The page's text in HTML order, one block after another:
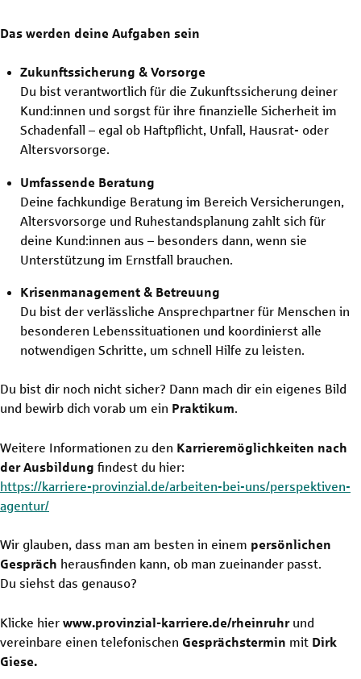
Das werden deine Aufgaben sein
Zukunftssicherung & Vorsorge
Du bist verantwortlich für die Zukunftssicherung deiner
Kund:innen und sorgst für ihre finanzielle Sicherheit im
Schadenfall – egal ob Haftpflicht, Unfall, Hausrat- oder
Altersvorsorge.
Umfassende Beratung
Deine fachkundige Beratung im Bereich Versicherungen,
Altersvorsorge und Ruhestandsplanung zahlt sich für
deine Kund:innen aus – besonders dann, wenn sie
Unterstützung im Ernstfall brauchen.
Krisenmanagement & Betreuung
Du bist der verlässliche Ansprechpartner für Menschen in
besonderen Lebenssituationen und koordinierst alle
notwendigen Schritte, um schnell Hilfe zu leisten.
Du bist dir noch nicht sicher? Dann mach dir ein eigenes Bild
und bewirb dich vorab um ein Praktikum.
Weitere Informationen zu den Karrieremöglichkeiten nach
der Ausbildung findest du hier:
https://karriere-provinzial.de/arbeiten-bei-uns/perspektiven-
agentur/
Wir glauben, dass man am besten in einem persönlichen
Gespräch herausfinden kann, ob man zueinander passt.
Du siehst das genauso?
Klicke hier www.provinzial-karriere.de/rheinruhr und
vereinbare einen telefonischen Gesprächstermin mit Dirk
Giese.